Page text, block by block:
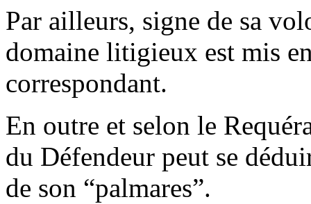
Par ailleurs, signe de sa
domaine litigieux est mis
correspondant.
En outre et selon le
du Défendeur peut se
de son “palmares”.